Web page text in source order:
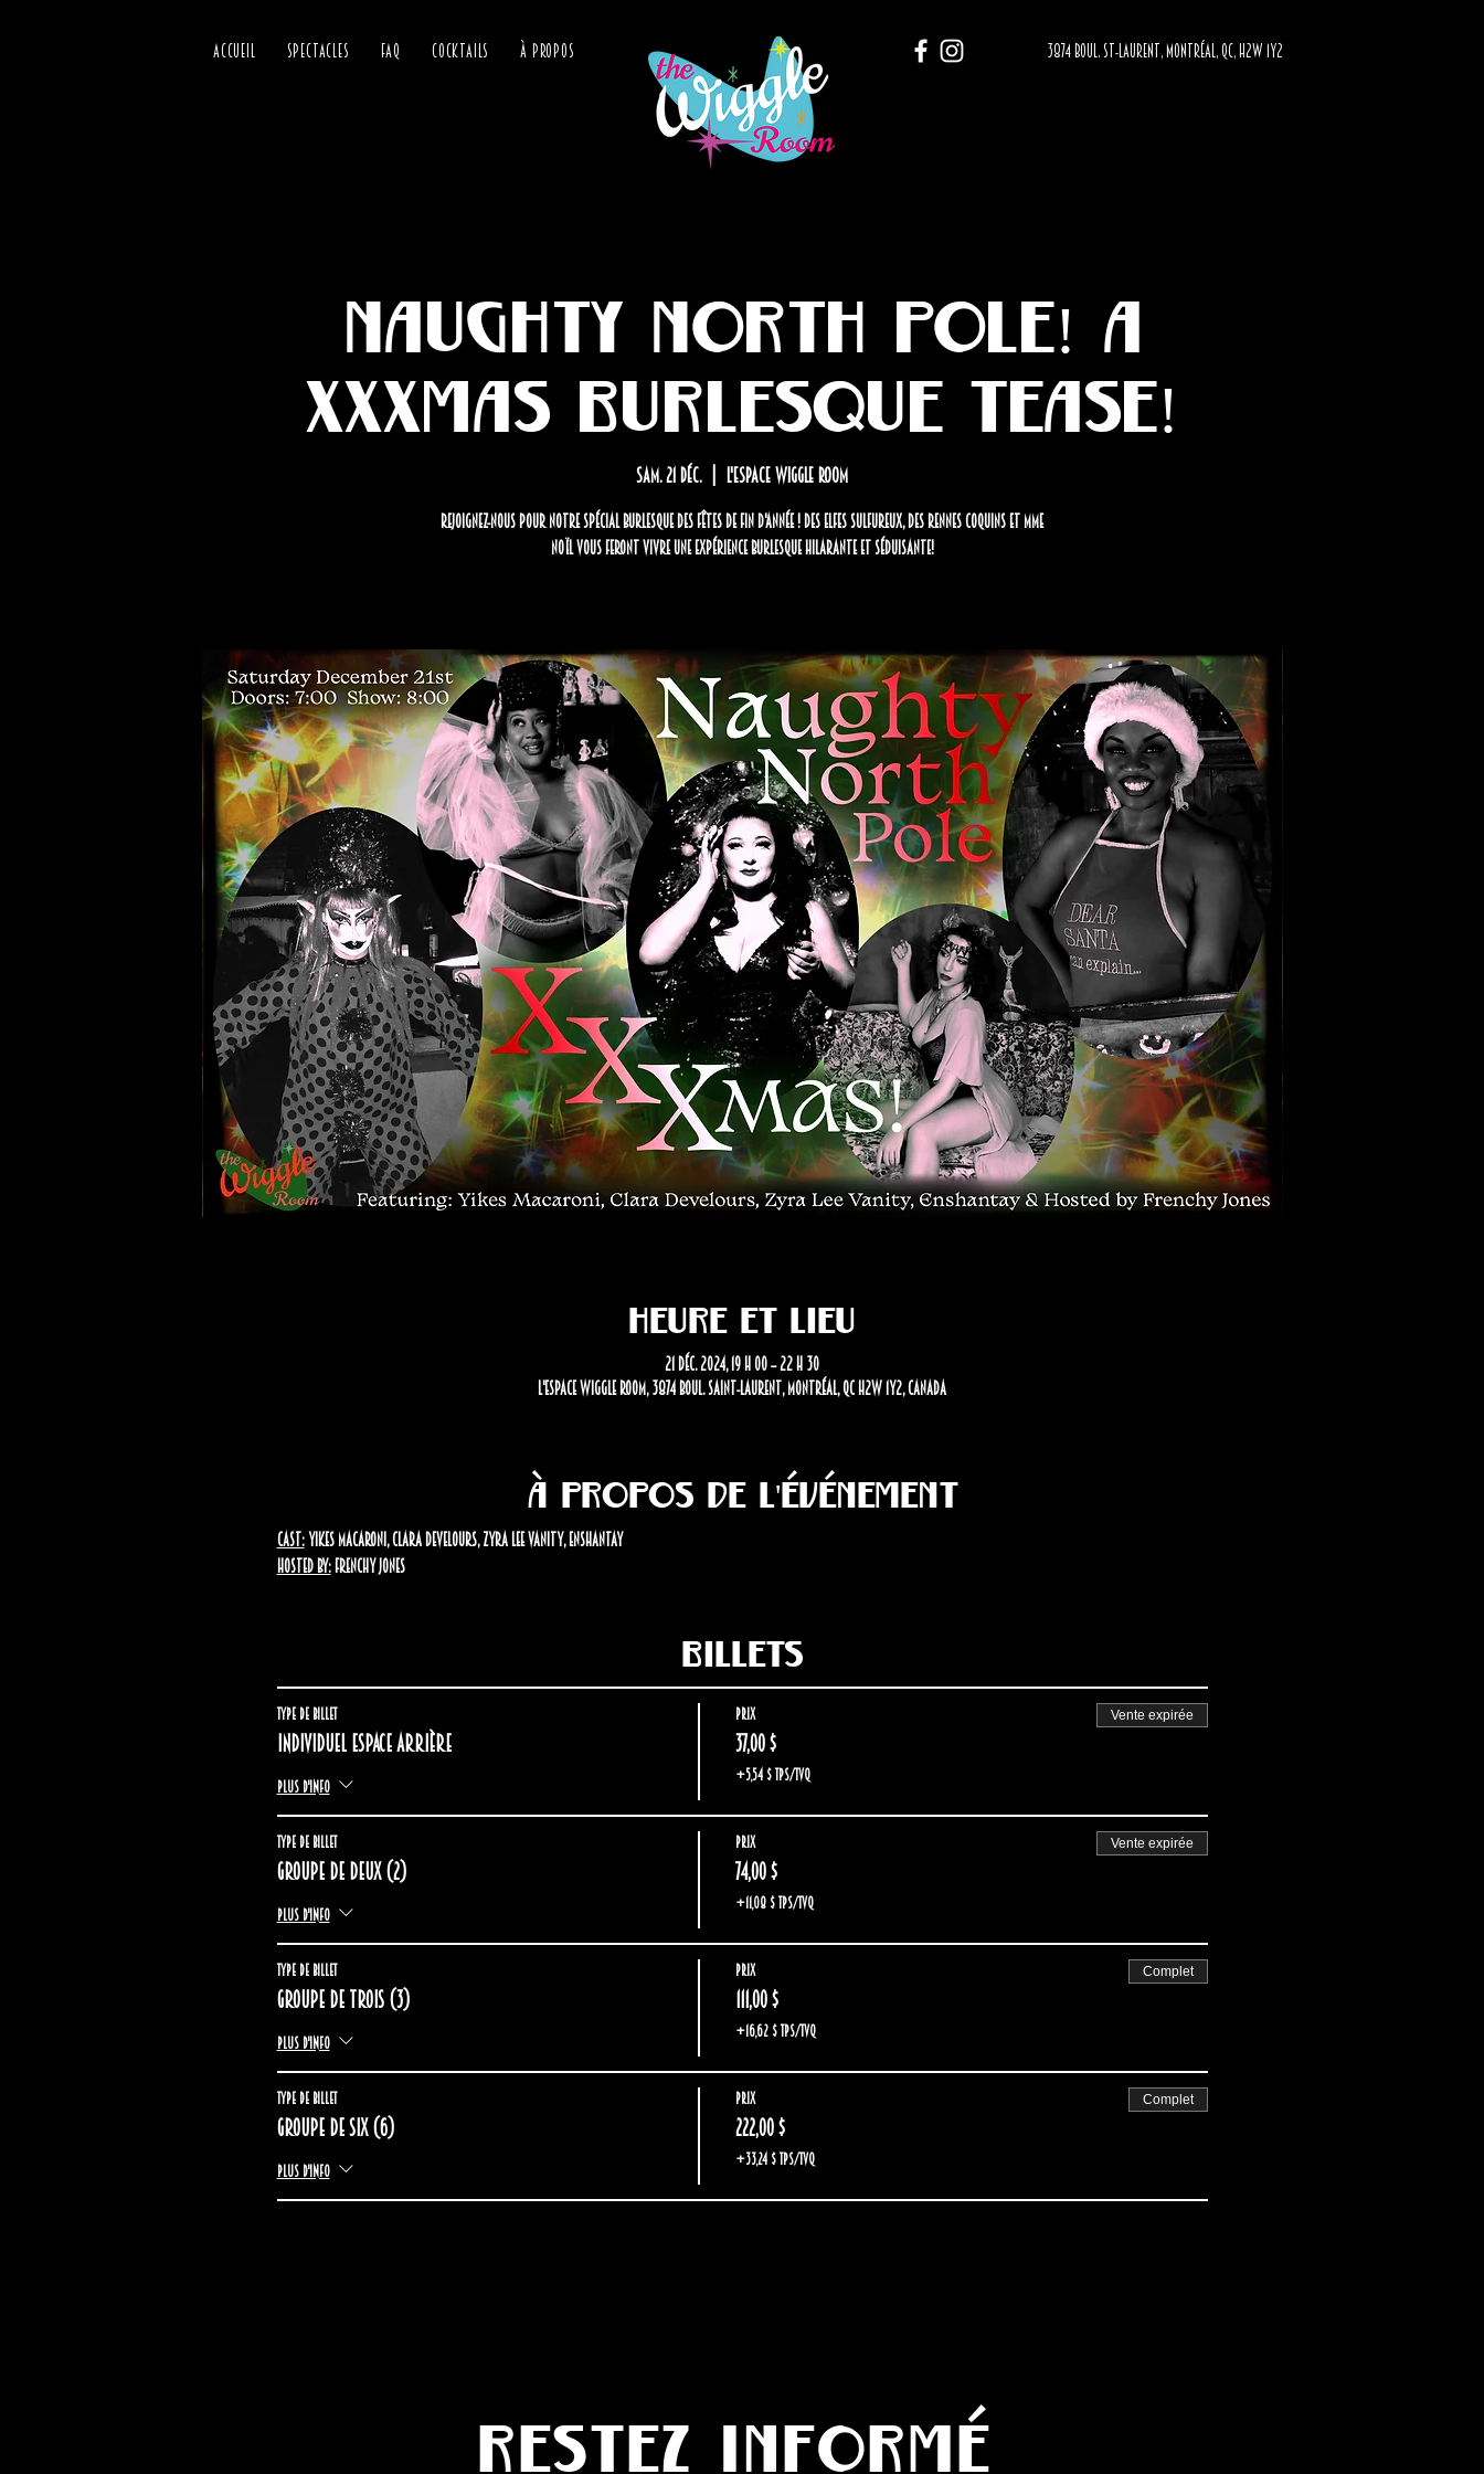
ACCUEIL SPECTACLES FAQ COCKTAILS À PROPOS 3874 BOUL. ST-LAURENT, MONTRÉAL, QC, H2W 1Y2
Naughty North Pole! A
XXXMas Burlesque Tease!
sam. 21 déc.
  |
L'Espace Wiggle Room
Rejoignez-nous pour notre spécial burlesque des fêtes de fin d'année ! Des elfes sulfureux, des rennes coquins et Mme
Noël vous feront vivre une expérience burlesque hilarante et séduisante!
Heure et lieu
21 déc. 2024, 19 h 00 – 22 h 30
L'Espace Wiggle Room, 3874 Boul. Saint-Laurent, Montréal, QC H2W 1Y2, Canada
À propos de l'événement
Cast: Yikes Macaroni, Clara Develours, Zyra Lee Vanity, Enshantay
Hosted By: Frenchy Jones
Billets
Type de billet
Individuel espace arrière
Plus d'info
Prix
37,00 $
+5,54 $ TPS/TVQ
Vente expirée
Type de billet
Groupe de deux (2)
Plus d'info
Prix
74,00 $
+11,08 $ TPS/TVQ
Vente expirée
Type de billet
Groupe de trois (3)
Plus d'info
Prix
111,00 $
+16,62 $ TPS/TVQ
Complet
Type de billet
Groupe de six (6)
Plus d'info
Prix
222,00 $
+33,24 $ TPS/TVQ
Complet
Restez informé